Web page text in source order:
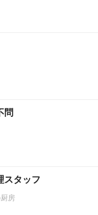
問
スタッフ
房